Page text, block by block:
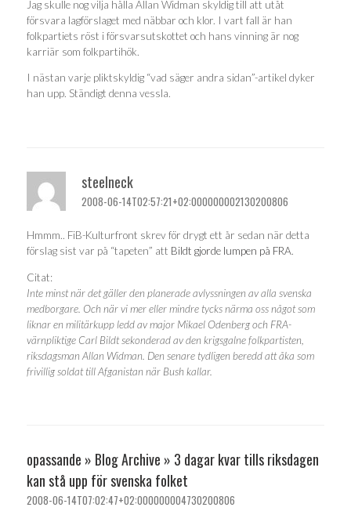
Jag skulle nog vilja hålla Allan Widman skyldig till att utåt
försvara lagförslaget med näbbar och klor. I vart fall är han
folkpartiets röst i försvarsutskottet och hans vinning är nog
karriär som folkpartihök.
I nästan varje pliktskyldig “vad säger andra sidan”-artikel dyker
han upp. Ständigt denna vessla.
steelneck
2008-06-14T02:57:21+02:000000002130200806
Hmmm.. FiB-Kulturfront skrev för drygt ett år sedan när detta
förslag sist var på “tapeten” att Bildt gjorde lumpen på FRA.
Citat:
Inte minst när det gäller den planerade avlyssningen av alla svenska
medborgare. Och när vi mer eller mindre tycks närma oss något som
liknar en militärkupp ledd av major Mikael Odenberg och FRA-
värnpliktige Carl Bildt sekonderad av den krigsgalne folkpartisten,
riksdagsman Allan Widman. Den senare tydligen beredd att åka som
frivillig soldat till Afganistan när Bush kallar.
opassande » Blog Archive » 3 dagar kvar tills riksdagen
kan stå upp för svenska folket
2008-06-14T07:02:47+02:000000004730200806